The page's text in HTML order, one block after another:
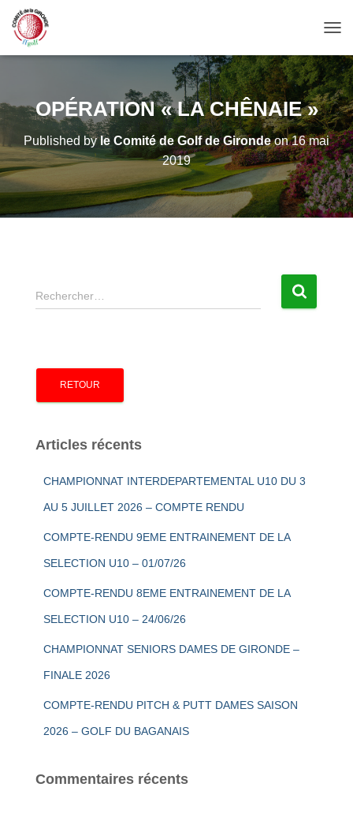
OPÉRATION « LA CHÊNAIE »
Published byle Comité de Golf de Girondeon16 mai
2019
R
e
r
Rechercher…
Articles récents
CHAMPIONNAT INTERDEPARTEMENTAL U10 DU 3
AU 5 JUILLET 2026 – COMPTE RENDU
COMPTE-RENDU 9EME ENTRAINEMENT DE LA
SELECTION U10 – 01/07/26
COMPTE-RENDU 8EME ENTRAINEMENT DE LA
SELECTION U10 – 24/06/26
CHAMPIONNAT SENIORS DAMES DE GIRONDE –
FINALE 2026
COMPTE-RENDU PITCH & PUTT DAMES SAISON
2026 – GOLF DU BAGANAIS
Commentaires récents